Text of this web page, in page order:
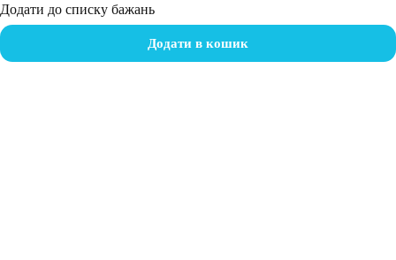
Додати до списку бажань
Додати в кошик